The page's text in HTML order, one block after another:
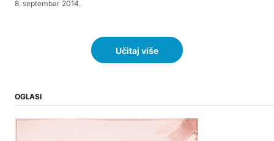
8. septembar 2014.
Učitaj više
OGLASI